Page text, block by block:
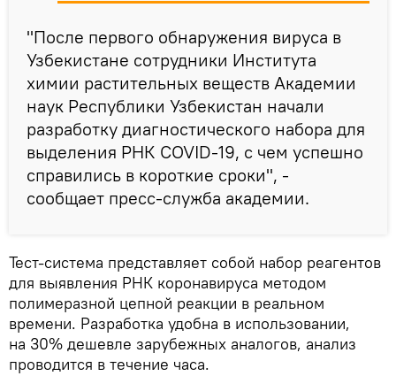
"После первого обнаружения вируса в
Узбекистане сотрудники Института
химии растительных веществ Академии
наук Республики Узбекистан начали
разработку диагностического набора для
выделения РНК COVID-19, с чем успешно
справились в короткие сроки", -
сообщает пресс-служба академии.
Тест-система представляет собой набор реагентов
для выявления РНК коронавируса методом
полимеразной цепной реакции в реальном
времени. Разработка удобна в использовании,
на 30% дешевле зарубежных аналогов, анализ
проводится в течение часа.